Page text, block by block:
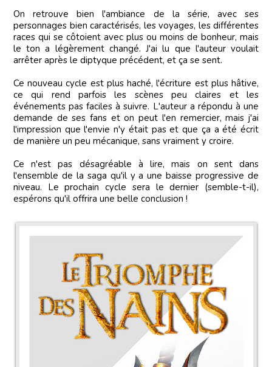
On retrouve bien l'ambiance de la série, avec ses
personnages bien caractérisés, les voyages, les différentes
races qui se côtoient avec plus ou moins de bonheur, mais
le ton a légèrement changé. J'ai lu que l'auteur voulait
arrêter après le diptyque précédent, et ça se sent.
Ce nouveau cycle est plus haché, l'écriture est plus hâtive,
ce qui rend parfois les scènes peu claires et les
événements pas faciles à suivre. L'auteur a répondu à une
demande de ses fans et on peut l'en remercier, mais j'ai
l'impression que l'envie n'y était pas et que ça a été écrit
de manière un peu mécanique, sans vraiment y croire.
Ce n'est pas désagréable à lire, mais on sent dans
l'ensemble de la saga qu'il y a une baisse progressive de
niveau. Le prochain cycle sera le dernier (semble-t-il),
espérons qu'il offrira une belle conclusion !